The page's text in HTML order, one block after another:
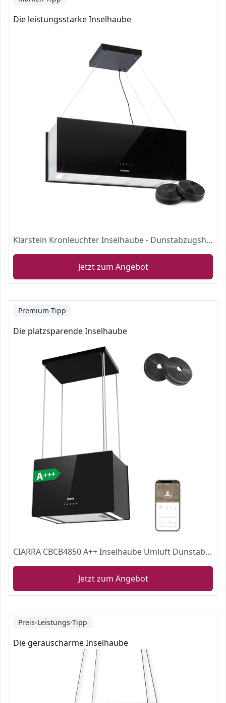
Die leistungsstarke Inselhaube
Klarstein Kronleuchter Inselhaube - Dunstabzugshaube Freihängend, Kronleuchter-Kochinsel, Dunstabzugshaube mit Filter, Inselhaube mit Umluft, Deckenmontage, 90 cm, schwarz
Jetzt zum Angebot
Premium-Tipp
Die platzsparende Inselhaube
CIARRA CBCB4850 A++ Inselhaube Umluft Dunstabzugshaube Insel Freihängend 48cm 700m³/h mit Smart Wi-Fi App 4 Stufen Booster Glas Inselabzugshaube CBCF003 Aktivkohlefilter Schwarz
Jetzt zum Angebot
Preis-Leistungs-Tipp
Die geräuscharme Inselhaube